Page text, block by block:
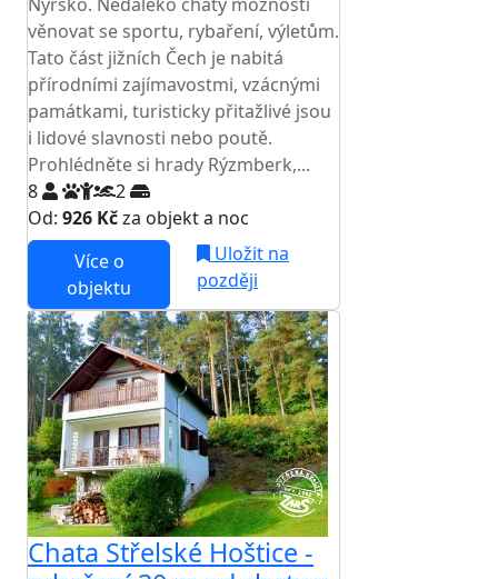
věnovat se sportu, rybaření, výletům.
Tato část jižních Čech je nabitá
přírodními zajímavostmi, vzácnými
památkami, turisticky přitažlivé jsou
i lidové slavnosti nebo poutě.
Prohlédněte si hrady Rýzmberk,...
8
2
Od: 926 Kčza objekt a noc
Více o
objektu
Uložit na
později
Chata Střelské Hoštice -